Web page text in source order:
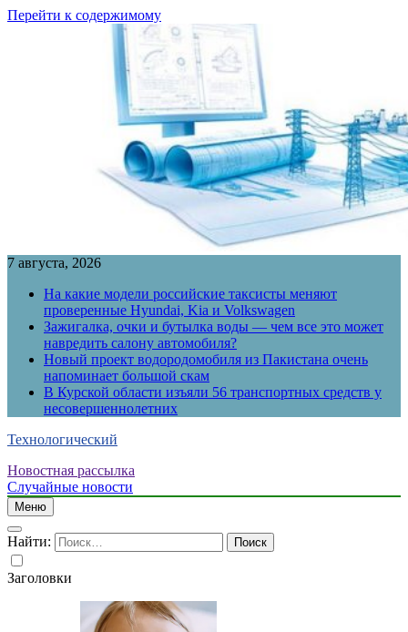
Перейти к содержимому
7 августа, 2026
На какие модели российские таксисты меняют
проверенные Hyundai, Kia и Volkswagen
Зажигалка, очки и бутылка воды — чем все это может
навредить салону автомобиля?
Новый проект водородомобиля из Пакистана очень
напоминает большой скам
В Курской области изъяли 56 транспортных средств у
несовершеннолетних
Технологический
Новостная рассылка
Случайные новости
Меню
Найти:
Заголовки